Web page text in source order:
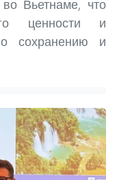
Вьетнаме, что
ценности и
сохранению и